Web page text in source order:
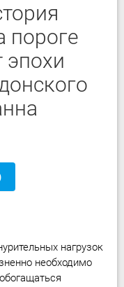
пороге
эпохи
нагрузок
необходимо